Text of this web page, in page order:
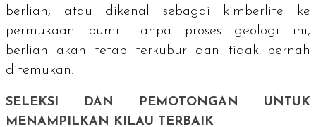
berlian, atau dikenal sebagai kimberlite ke
permukaan bumi. Tanpa proses geologi ini,
berlian akan tetap terkubur dan tidak pernah
ditemukan.
SELEKSI DAN PEMOTONGAN UNTUK
MENAMPILKAN KILAU TERBAIK